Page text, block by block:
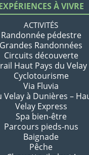
À VIVRE
ACTIVITÉS
Randonnée pédestre
Grandes Randonnées
Circuits découverte
Haut Pays du Velay
Cyclotourisme
Via Fluvia
Velay à Dunières –
Velay Express
Spa bien-être
Parcours pieds-nus
Baignade
Pêche